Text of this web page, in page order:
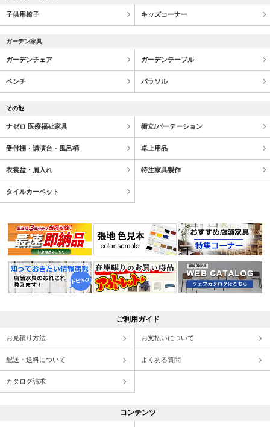
子供用椅子 キッズコーナー
ガーデン家具
ガーデンチェア ガーデンテーブル
ベンチ パラソル
その他
ナゼロ 医療福祉家具 衝立/パーテーション
受付棚・講演台・風呂桶 卓上用品
衣裳盆・屑入れ 特注家具製作
タイルカーペット
ご利用ガイド
お見積り方法 お支払いについて
配送・送料について よくある質問
カタログ請求
コンテンツ